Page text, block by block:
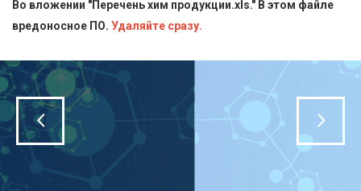
Блескообразующие добавки
Индикаторы
Кислоты
Пищевая химия для производств
СТАТЬИ
ДОСТАВКА
СЕРТИФИКАТЫ
КОНТАКТЫ
Во вложении "Перечень хим продукции.xls." В этом файле
вредоносное ПО. Удаляйте сразу.